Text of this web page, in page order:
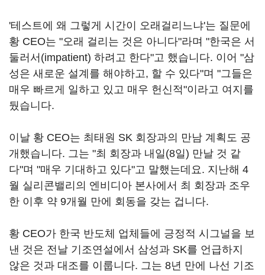
'테스트에 왜 그렇게 시간이 오래걸리느냐'는 질문에
황 CEO는 "오래 걸리는 것은 아니다"라며 "한국은 서
둘러서(impatient) 하려고 한다"고 했습니다. 이어 "삼
성은 새로운 설계를 해야하고, 할 수 있다"며 "그들은
매우 빠르게 일하고 있고 매우 헌신적"이라고 여지를
뒀습니다.
이날 황 CEO는 최태원 SK 회장과의 만남 계획도 공
개했습니다. 그는 "최 회장과 내일(8일) 만날 것 같
다"며 "매우 기대하고 있다"고 말했는데요. 지난해 4
월 실리콘밸리의 엔비디아 본사에서 최 회장과 조우
한 이후 약 9개월 만에 회동을 갖는 겁니다.
황 CEO가 한국 반도체 업체들에 긍정적 시그널을 보
낸 것은 전날 기조연설에서 삼성과 SK를 언급하지
않은 것과 대조를 이룹니다. 그는 8년 만에 나선 기조